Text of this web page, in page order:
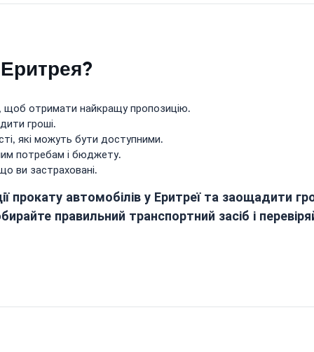
щоб отримати найкращу пропозицію.
гроші.
які можуть бути доступними.
потребам і бюджету.
ви застраховані.
автомобілів у Еритреї та заощадити
правильний транспортний засіб і